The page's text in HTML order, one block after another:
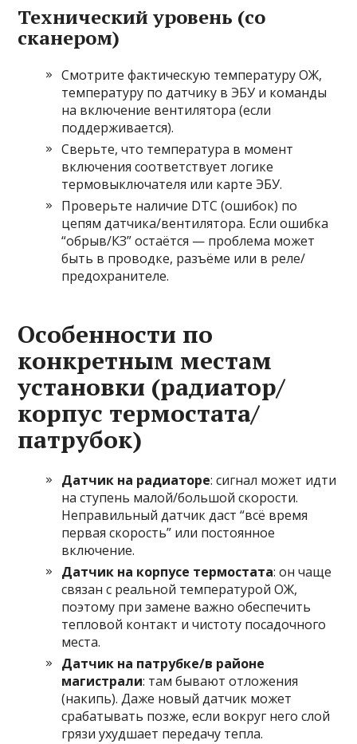
Технический уровень (со
сканером)
Смотрите фактическую температуру ОЖ,
температуру по датчику в ЭБУ и команды
на включение вентилятора (если
поддерживается).
Сверьте, что температура в момент
включения соответствует логике
термовыключателя или карте ЭБУ.
Проверьте наличие DTC (ошибок) по
цепям датчика/вентилятора. Если ошибка
“обрыв/КЗ” остаётся — проблема может
быть в проводке, разъёме или в реле/
предохранителе.
Особенности по
конкретным местам
установки (радиатор/
корпус термостата/
патрубок)
Датчик на радиаторе: сигнал может идти
на ступень малой/большой скорости.
Неправильный датчик даст “всё время
первая скорость” или постоянное
включение.
Датчик на корпусе термостата: он чаще
связан с реальной температурой ОЖ,
поэтому при замене важно обеспечить
тепловой контакт и чистоту посадочного
места.
Датчик на патрубке/в районе
магистрали: там бывают отложения
(накипь). Даже новый датчик может
срабатывать позже, если вокруг него слой
грязи ухудшает передачу тепла.